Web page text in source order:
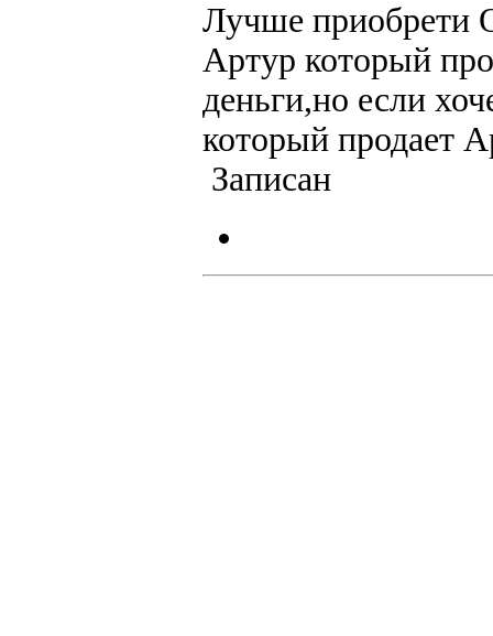
Лучше приобрети
Артур который
деньги,но если
который продает
Записан